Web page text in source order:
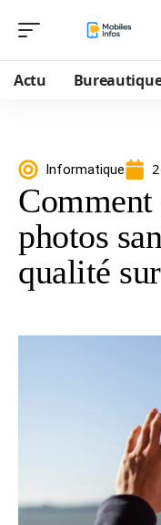
Actu
Informatique
Comment
photos
qualité